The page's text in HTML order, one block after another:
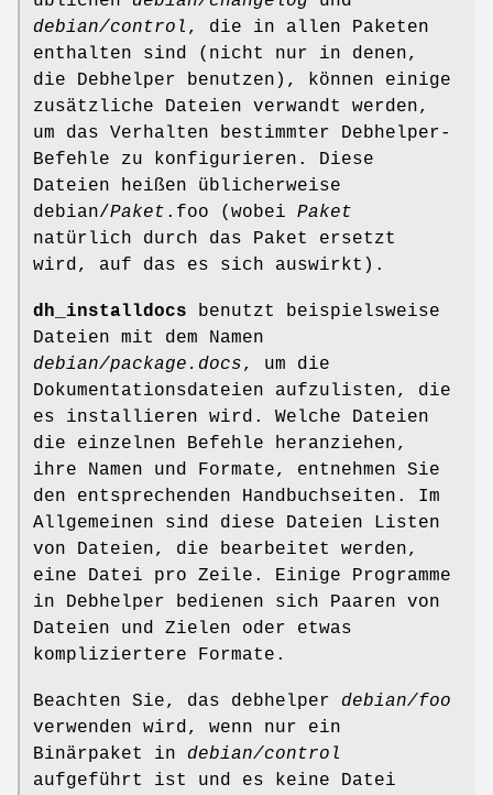
debian/control , die in allen Paketen
enthalten sind (nicht nur in denen,
die Debhelper benutzen), können einige
zusätzliche Dateien verwandt werden,
um das Verhalten bestimmter Debhelper-
Befehle zu konfigurieren. Diese
Dateien heißen üblicherweise
debian/Paket .foo (wobei Paket
natürlich durch das Paket ersetzt
wird, auf das es sich auswirkt).
dh_installdocs benutzt beispielsweise
Dateien mit dem Namen
debian/package.docs, um die
Dokumentationsdateien aufzulisten, die
es installieren wird. Welche Dateien
die einzelnen Befehle heranziehen,
ihre Namen und Formate, entnehmen Sie
den entsprechenden Handbuchseiten. Im
Allgemeinen sind diese Dateien Listen
von Dateien, die bearbeitet werden,
eine Datei pro Zeile. Einige Programme
in Debhelper bedienen sich Paaren von
Dateien und Zielen oder etwas
kompliziertere Formate.
Beachten Sie, das debhelper debian/foo
verwenden wird, wenn nur ein
Binärpaket in debian/control
aufgeführt ist und es keine Datei